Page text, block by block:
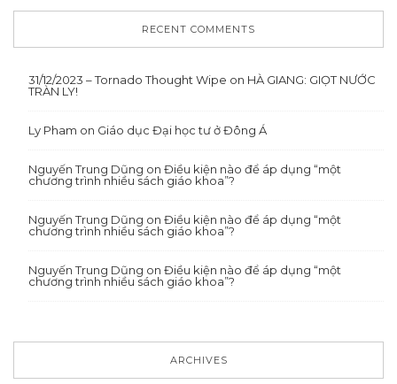
RECENT COMMENTS
31/12/2023 – Tornado Thought Wipe on HÀ GIANG: GIỌT NƯỚC
TRÀN LY!
Ly Pham on Giáo dục Đại học tư ở Đông Á
Nguyến Trung Dũng onĐiều kiện nào để áp dụng “một
chương trình nhiều sách giáo khoa”?
Nguyến Trung Dũng onĐiều kiện nào để áp dụng “một
chương trình nhiều sách giáo khoa”?
Nguyến Trung Dũng onĐiều kiện nào để áp dụng “một
chương trình nhiều sách giáo khoa”?
ARCHIVES